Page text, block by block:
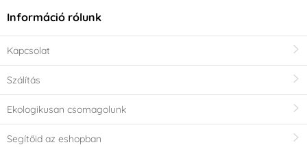
Információ rólunk
Kapcsolat
Szálítás
Ekologikusan csomagolunk
Segítőid az eshopban